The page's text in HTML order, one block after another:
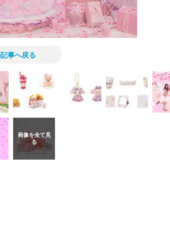
事へ戻る